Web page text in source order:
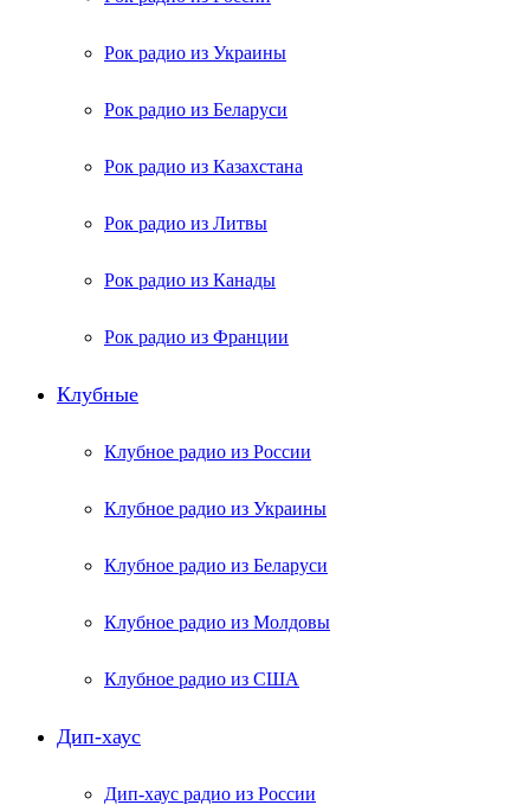
Рок радио из Украины
Рок радио из Беларуси
Рок радио из Казахстана
Рок радио из Литвы
Рок радио из Канады
Рок радио из Франции
Клубные
Клубное радио из России
Клубное радио из Украины
Клубное радио из Беларуси
Клубное радио из Молдовы
Клубное радио из США
Дип-хаус
Дип-хаус радио из России